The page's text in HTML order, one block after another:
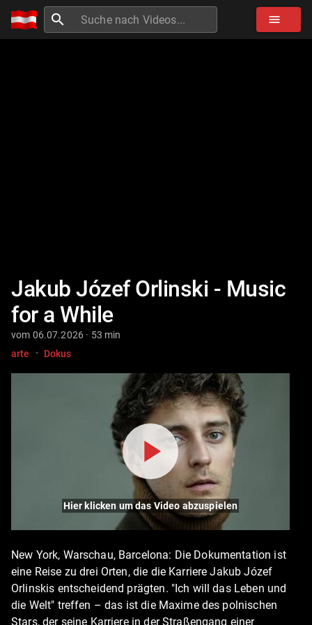
search menu
Jakub Józef Orlinski - Music
for a While
vom 06.07.2026 · 53 min
arte
· Dokus
Hier klicken um das Video abzuspielen
New York, Warschau, Barcelona: Die Dokumentation ist
eine Reise zu drei Orten, die die Karriere Jakub Józef
Orlinskis entscheidend prägten. "Ich will das Leben und
die Welt" treffen – das ist die Maxime des polnischen
Stars, der seine Karriere in der Straßengang einer